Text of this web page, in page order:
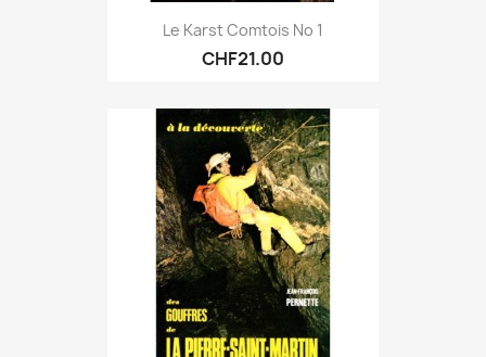
Le Karst Comtois No 1
CHF21.00